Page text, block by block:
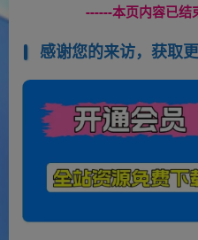
------本页内容已结
感谢您的来访，获取